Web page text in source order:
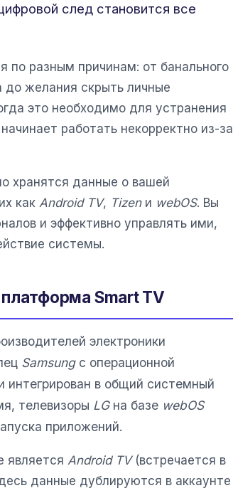
след становится все
по разным причинам: от банального
желания скрыть личные
это необходимо для устранения
работать некорректно из-за
хранятся данные о вашей
как Android TV, Tizenи webOS. Вы
и эффективно управлять ими,
системы.
Smart TV
электроники
Samsungс операционной
интегрирован в общий системный
телевизоры LGна базе webOS
приложений.
является Android TV(встречается в
данные дублируются в аккаунте